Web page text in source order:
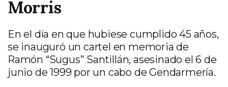
Morris
En el día en que hubiese cumplido 45 años,
se inauguró un cartel en memoria de
Ramón “Sugus” Santillán, asesinado el 6 de
junio de 1999 por un cabo de Gendarmería.